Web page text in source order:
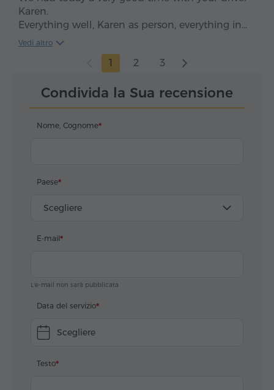
Karen.
Everything well, Karen as person, everything in
time, clean car, smooth drive. We enjoyed, five
Vedi altro
1 2 3
Condivida la Sua recensione
Nome, Cognome
Paese
Scegliere
E-mail
L'e-mail non sarà pubblicata
Data del servizio
Scegliere
Testo